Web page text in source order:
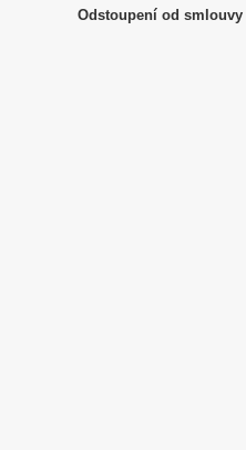
Odstoupení od smlouvy